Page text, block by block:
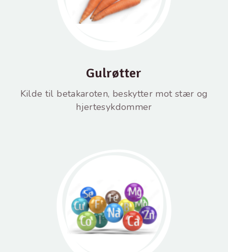
Gulrøtter
Kilde til betakaroten, beskytter mot stær og
hjertesykdommer